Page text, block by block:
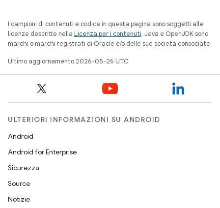
I campioni di contenuti e codice in questa pagina sono soggetti alle
licenze descritte nella Licenza per i contenuti. Java e OpenJDK sono
marchi o marchi registrati di Oracle e/o delle sue società consociate.
Ultimo aggiornamento 2026-05-26 UTC.
ULTERIORI INFORMAZIONI SU ANDROID
Android
Android for Enterprise
Sicurezza
Source
Notizie